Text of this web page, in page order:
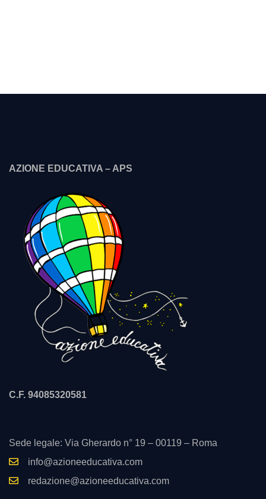
AZIONE EDUCATIVA – APS
C.F. 94085320581
Sede legale: Via Gherardo n° 19 – 00119 – Roma
info@azioneeducativa.com
redazione@azioneeducativa.com